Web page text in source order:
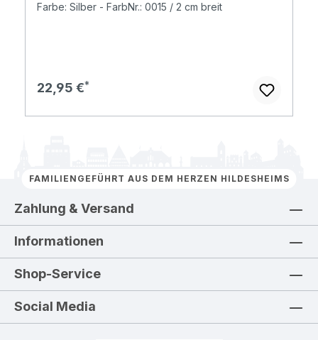
Farbe: Silber - FarbNr.: 0015 / 2 cm breit
Regulärer Preis:
22,95 €
FAMILIENGEFÜHRT AUS DEM HERZEN HILDESHEIMS
Zahlung & Versand
Informationen
Shop-Service
Social Media